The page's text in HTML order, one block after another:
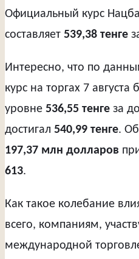
Официальный курс
составляет 539,38 тенге
Интересно, что по
курс на торгах 7
уровне 536,55 тенге за
достигал 540,99 тенге.
197,37 млн долларов
613.
Как такое колебание
всего, компаниям,
международной